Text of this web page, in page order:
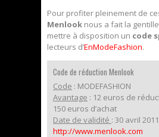
Pour profiter pleinement de
Menlook nous a fait la
mettre à disposition un code
lecteurs d’EnModeFashion.
Code de réduction Menlook
Code : MODEFASHION
Avantage : 12 euros de
150 euros d’achat
Date de validité : 30 avril 2011
http://www.menlook.com